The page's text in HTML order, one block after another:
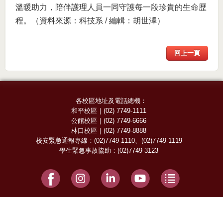
溫暖助力，陪伴護理人員一同守護每一段珍貴的生命歷
程。（資料來源：科技系 / 編輯：胡世澤）
回上一頁
各校區地址及電話總機：
和平校區 ｜(02) 7749-1111
公館校區 ｜(02) 7749-6666
林口校區 ｜(02) 7749-8888
校安緊急通報專線： (02)7749-1110、 (02)7749-1119
學生緊急事故協助：(02)7749-3123